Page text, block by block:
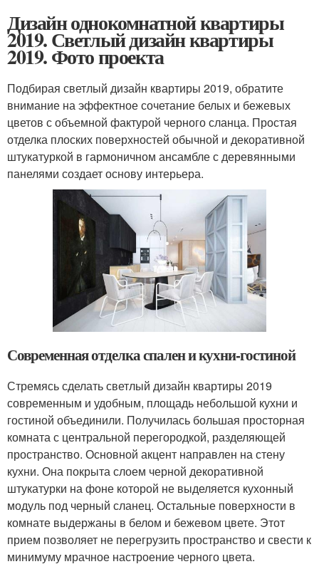
Дизайн однокомнатной квартиры
2019. Светлый дизайн квартиры
2019. Фото проекта
Подбирая светлый дизайн квартиры 2019, обратите
внимание на эффектное сочетание белых и бежевых
цветов с объемной фактурой черного сланца. Простая
отделка плоских поверхностей обычной и декоративной
штукатуркой в гармоничном ансамбле с деревянными
панелями создает основу интерьера.
Современная отделка спален и кухни-гостиной
Стремясь сделать светлый дизайн квартиры 2019
современным и удобным, площадь небольшой кухни и
гостиной объединили. Получилась большая просторная
комната с центральной перегородкой, разделяющей
пространство. Основной акцент направлен на стену
кухни. Она покрыта слоем черной декоративной
штукатурки на фоне которой не выделяется кухонный
модуль под черный сланец. Остальные поверхности в
комнате выдержаны в белом и бежевом цвете. Этот
прием позволяет не перегрузить пространство и свести к
минимуму мрачное настроение черного цвета.